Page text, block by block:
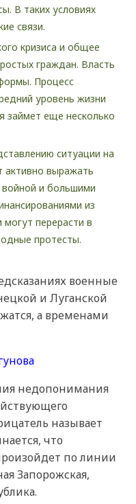
В таких условиях
связи.
кризиса и общее
граждан. Власть
Процесс
уровень жизни
займет еще несколько
ситуации на
активно выражать
и большими
из
перерасти в
протесты.
военные
и Луганской
а временами
недопонимания
называет
что
по линии
Запорожская,